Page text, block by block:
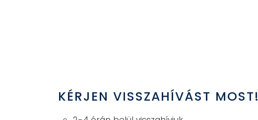
KÉRJEN VISSZAHÍVÁST MOST!